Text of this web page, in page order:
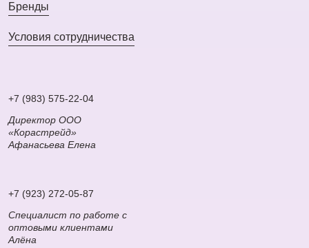
Бренды
Условия сотрудничества
+7 (983) 575-22-04
Директор ООО
«Корастрейд»
Афанасьева Елена
+7 (923) 272-05-87
Специалист по работе с
оптовыми клиентами
Алёна